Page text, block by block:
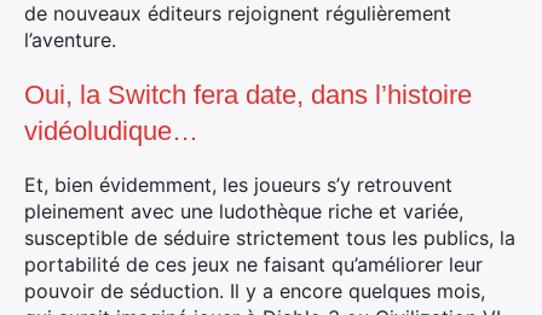
de nouveaux éditeurs rejoignent régulièrement
l’aventure.
Oui, la Switch fera date, dans l’histoire
vidéoludique…
Et, bien évidemment, les joueurs s’y retrouvent
pleinement avec une ludothèque riche et variée,
susceptible de séduire strictement tous les publics, la
portabilité de ces jeux ne faisant qu’améliorer leur
pouvoir de séduction. Il y a encore quelques mois,
Rechercher
: